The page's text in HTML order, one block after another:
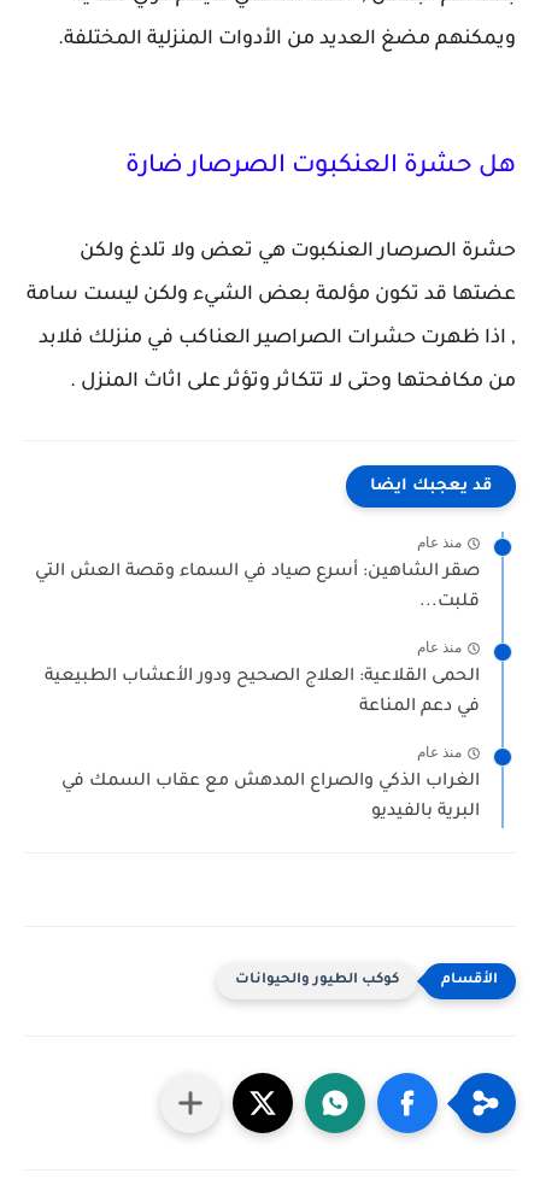
ويمكنهم مضغ العديد من الأدوات المنزلية المختلفة.
هل حشرة العنكبوت الصرصار ضارة
حشرة الصرصار العنكبوت هي تعض ولا تلدغ ولكن
عضتها قد تكون مؤلمة بعض الشيء ولكن ليست سامة
, اذا ظهرت حشرات الصراصير العناكب في منزلك فلابد
من مكافحتها وحتى لا تتكاثر وتؤثر على اثاث المنزل .
قد يعجبك ايضا
منذ عام
صقر الشاهين: أسرع صياد في السماء وقصة العش التي
قلبت...
منذ عام
الحمى القلاعية: العلاج الصحيح ودور الأعشاب الطبيعية
في دعم المناعة
منذ عام
الغراب الذكي والصراع المدهش مع عقاب السمك في
البرية بالفيديو
كوكب الطيور والحيوانات